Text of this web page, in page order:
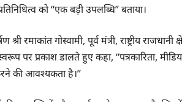
को “एक बड़ी उपलब्धि” बताया।
रमाकांत गोस्वामी, पूर्व मंत्री, राष्ट्रीय
पर प्रकाश डालते हुए कहा, “पत्रकारिता,
की आवश्यकता है।”